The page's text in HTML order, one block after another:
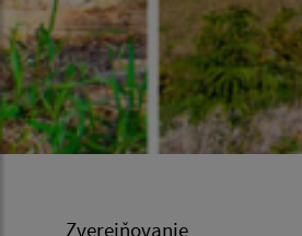
Zverejňovanie